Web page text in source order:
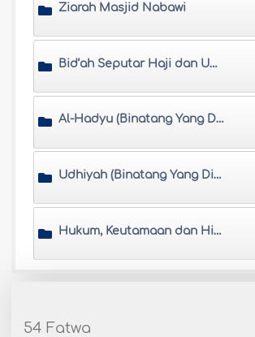
Ziarah Masjid Nabawi
Bid’ah Seputar Haji dan Umrah
Al-Hadyu (Binatang Yang Disembelih Dalam Haji)
Udhiyah (Binatang Yang Disembelih Pada Hari Idul Adha)
Hukum, Keutamaan dan Hikmah Udhiyah (Berqurban)
54 Fatwa